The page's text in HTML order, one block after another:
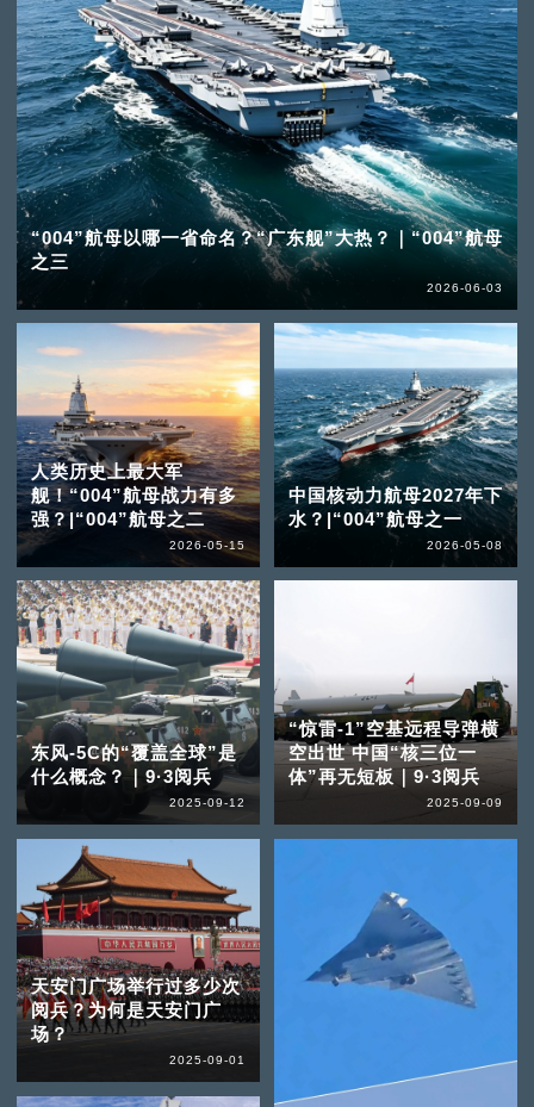
“004”航母以哪一省命名？“广东舰”大热？｜“004”航母
之三
2026-06-03
人类历史上最大军
舰！“004”航母战力有多
强？|“004”航母之二
2026-05-15
中国核动力航母2027年下
水？|“004”航母之一
2026-05-08
东风-5C的“覆盖全球”是
什么概念？｜9·3阅兵
2025-09-12
“惊雷-1”空基远程导弹横
空出世 中国“核三位一
体”再无短板｜9·3阅兵
2025-09-09
天安门广场举行过多少次
阅兵？为何是天安门广
场？
2025-09-01